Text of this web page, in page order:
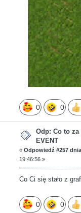
0 0
Odp: Co to za
EVENT
« Odpowiedź #257
19:46:56 »
Co Ci się stało z
0 0